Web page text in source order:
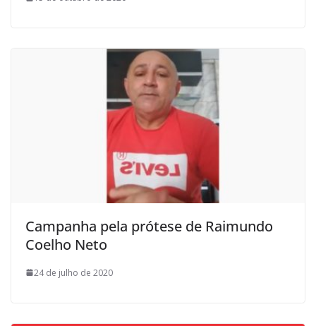
Campanha pela prótese de Raimundo
Coelho Neto
24 de julho de 2020